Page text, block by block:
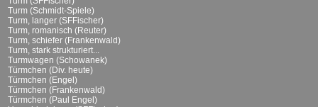
Turm (Schmidt-Spiele)
Turm, langer (SFFischer)
Turm, romanisch (Reuter)
Turm, schiefer (Frankenwald)
Turm, stark strukturiert...
Turmwagen (Schowanek)
Türmchen (Div. heute)
Türmchen (Engel)
Türmchen (Frankenwald)
Türmchen (Paul Engel)